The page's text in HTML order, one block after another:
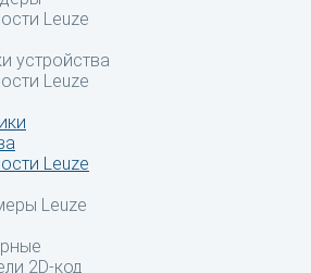
Leuze
устройства
Leuze
Leuze
Leuze
2D-код